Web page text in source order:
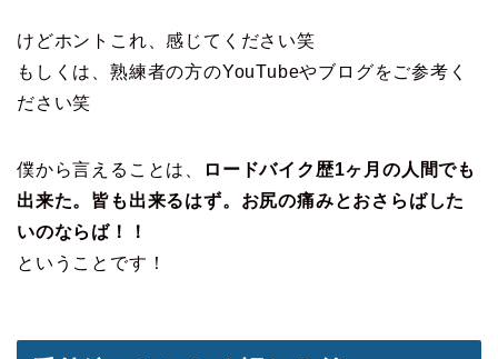
けどホントこれ、感じてください笑
もしくは、熟練者の方のYouTubeやブログをご参考く
ださい笑
僕から言えることは、
ロードバイク歴1ヶ月の人間でも
出来た。皆も出来るはず。お尻の痛みとおさらばした
いのならば！！
ということです！